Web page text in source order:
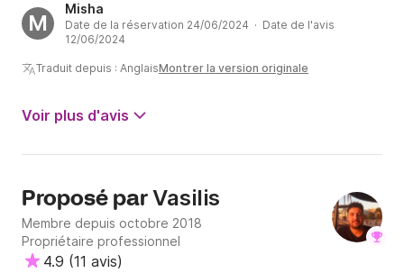
M
Misha
Date de la réservation 24/06/2024 · Date de l'avis
12/06/2024
Traduit depuis : AnglaisMontrer la version originale
Voir plus d'avis
Proposé parVasilis
Membre depuis octobre 2018
Propriétaire professionnel
4.9 (11 avis)